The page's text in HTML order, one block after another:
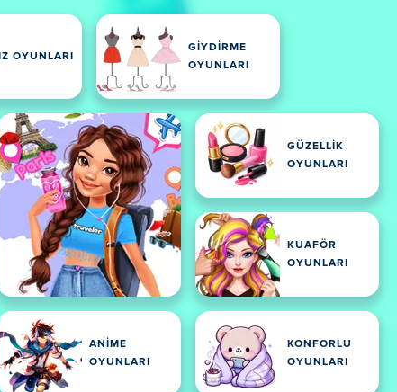
OYUNLARI
GIYDIRME
OYUNLARI
GÜZELLIK
OYUNLARI
KUAFÖR
OYUNLARI
ANIME
OYUNLARI
KONFORLU
OYUNLARI